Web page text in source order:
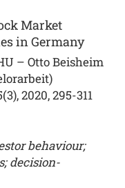
Market
in Germany
– Otto Beisheim
2020, 295-311
behaviour;
decision-